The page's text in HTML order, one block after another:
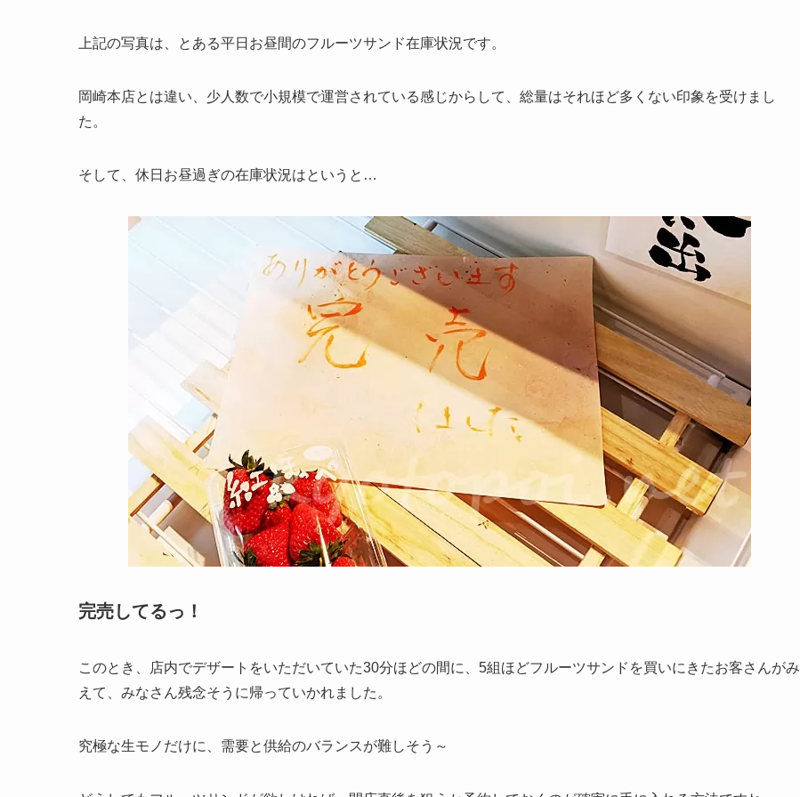
上記の写真は、とある平日お昼間のフルーツサンド在庫状況です。
岡崎本店とは違い、少人数で小規模で運営されている感じからして、総量はそれほど多くない印象を受けまし
た。
そして、休日お昼過ぎの在庫状況はというと…
完売してるっ！
このとき、店内でデザートをいただいていた30分ほどの間に、5組ほどフルーツサンドを買いにきたお客さんがみ
えて、みなさん残念そうに帰っていかれました。
究極な生モノだけに、需要と供給のバランスが難しそう～